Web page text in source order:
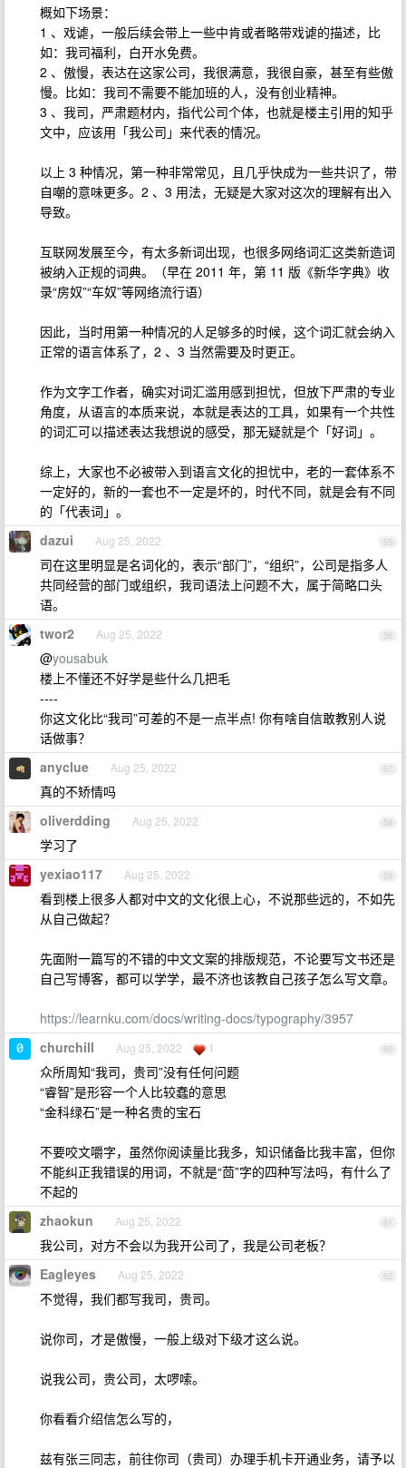
概如下场景：
1 、戏谑，一般后续会带上一些中肯或者略带戏谑的描述，比
如：我司福利，白开水免费。
2 、傲慢，表达在这家公司，我很满意，我很自豪，甚至有些傲
慢。比如：我司不需要不能加班的人，没有创业精神。
3 、我司，严肃题材内，指代公司个体，也就是楼主引用的知乎
文中，应该用「我公司」来代表的情况。
以上 3 种情况，第一种非常常见，且几乎快成为一些共识了，带
自嘲的意味更多。2 、3 用法，无疑是大家对这次的理解有出入
导致。
互联网发展至今，有太多新词出现，也很多网络词汇这类新造词
被纳入正规的词典。（早在 2011 年，第 11 版《新华字典》收
录“房奴”“车奴”等网络流行语）
因此，当时用第一种情况的人足够多的时候，这个词汇就会纳入
正常的语言体系了，2 、3 当然需要及时更正。
作为文字工作者，确实对词汇滥用感到担忧，但放下严肃的专业
角度，从语言的本质来说，本就是表达的工具，如果有一个共性
的词汇可以描述表达我想说的感受，那无疑就是个「好词」。
综上，大家也不必被带入到语言文化的担忧中，老的一套体系不
一定好的，新的一套也不一定是坏的，时代不同，就是会有不同
的「代表词」。
55
dazui Aug 25, 2022
司在这里明显是名词化的，表示“部门”，“组织”，公司是指多人
共同经营的部门或组织，我司语法上问题不大，属于简略口头
语。
56
twor2 Aug 25, 2022
@yousabuk
楼上不懂还不好学是些什么几把毛
----
你这文化比“我司”可差的不是一点半点! 你有啥自信敢教别人说
话做事？
57
anyclue Aug 25, 2022
真的不矫情吗
58
oliverdding Aug 25, 2022
学习了
59
yexiao117 Aug 25, 2022
看到楼上很多人都对中文的文化很上心，不说那些远的，不如先
从自己做起？
先面附一篇写的不错的中文文案的排版规范，不论要写文书还是
自己写博客，都可以学学，最不济也该教自己孩子怎么写文章。
https://learnku.com/docs/writing-docs/typography/3957
60
churchill Aug 25, 2022 1
众所周知“我司，贵司”没有任何问题
“睿智”是形容一个人比较蠢的意思
“金科绿石”是一种名贵的宝石
不要咬文嚼字，虽然你阅读量比我多，知识储备比我丰富，但你
不能纠正我错误的用词，不就是“茴”字的四种写法吗，有什么了
不起的
61
zhaokun Aug 25, 2022
我公司，对方不会以为我开公司了，我是公司老板？
62
Eagleyes Aug 25, 2022
不觉得，我们都写我司，贵司。
说你司，才是傲慢，一般上级对下级才这么说。
说我公司，贵公司，太啰嗦。
你看看介绍信怎么写的，
兹有张三同志，前往你司（贵司）办理手机卡开通业务，请予以